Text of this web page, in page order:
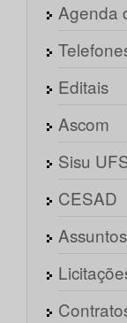
Agenda
Editais
Ascom
Sisu
CESAD